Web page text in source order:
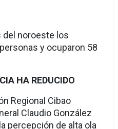
del noroeste los
y ocuparon 58
HA REDUCIDO
Regional Cibao
Claudio González
percep­ción de alta ola